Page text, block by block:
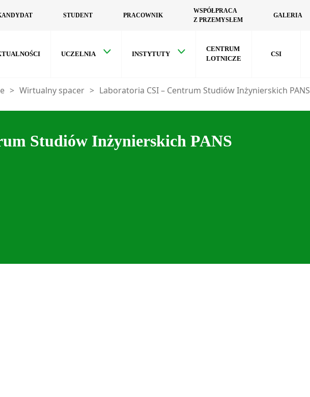
STUDENT PRACOWNIK
WSPÓŁPRACA
Z PRZEMYSŁEM
GALERIA
UCZELNIA INSTYTUTY
CENTRUM
LOTNICZE
CSI
> Wirtualny spacer > Laboratoria CSI – Centrum Studiów Inżynierskich PANS
Studiów Inżynierskich PANS